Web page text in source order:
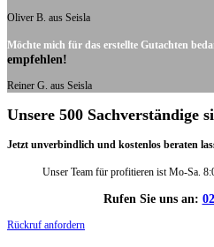
Oliver B. aus Seisla
Möchte mich für das erstellte Gutachten
empfehlen!
Reiner G. aus Seisla
Unsere 500 Sachverständige
Jetzt unverbindlich und kostenlos beraten
Unser Team für profitieren ist Mo-Sa.
Rufen Sie uns an:
Rückruf anfordern